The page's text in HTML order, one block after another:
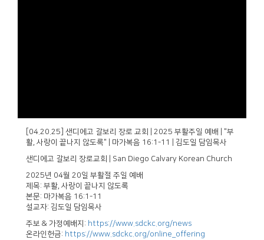
[04.20.25] 샌디에고 갈보리 장로 교회 | 2025 부활주일 예배 | "부
활, 사랑이 끝나지 않도록" | 마가복음 16:1-11 | 김도일 담임목사
샌디에고 갈보리 장로교회 | San Diego Calvary Korean Church
2025년 04월 20일 부활절 주일 예배
제목: 부활, 사랑이 끝나지 않도록
본문: 마가복음 16:1-11
설교자: 김도일 담임목사
주보 & 가정예배지: https://www.sdckc.org/news
온라인헌금: https://www.sdckc.org/online_offering